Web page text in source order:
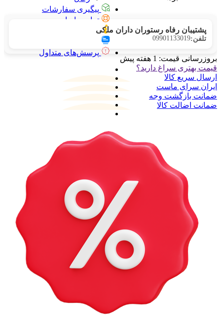
پیگیری سفارشات
تماس با ما
درباره ما
پرسش‌های متداول
پشتیبان رفاه رستوران داران ملکی
تلفن:09901133019
بروزرسانی قیمت: 1 هفته پیش
قیمت بهتری سراغ دارید؟
ارسال سریع کالا
ایران سرای ماست
ضمانت بازگشت وجه
ضمانت اضالت کالا